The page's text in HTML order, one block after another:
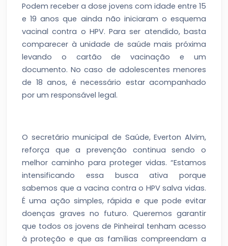
Podem receber a dose jovens com idade entre 15
e 19 anos que ainda não iniciaram o esquema
vacinal contra o HPV. Para ser atendido, basta
comparecer à unidade de saúde mais próxima
levando o cartão de vacinação e um
documento. No caso de adolescentes menores
de 18 anos, é necessário estar acompanhado
por um responsável legal.
O secretário municipal de Saúde, Everton Alvim,
reforça que a prevenção continua sendo o
melhor caminho para proteger vidas. “Estamos
intensificando essa busca ativa porque
sabemos que a vacina contra o HPV salva vidas.
É uma ação simples, rápida e que pode evitar
doenças graves no futuro. Queremos garantir
que todos os jovens de Pinheiral tenham acesso
à proteção e que as famílias compreendam a